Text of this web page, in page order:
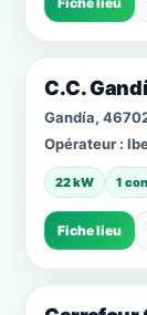
C.C.
Gandía,
Opérateur :
22 kW 1
Fiche lieu